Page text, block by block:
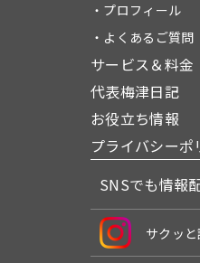
・プロフィール
・よくあるご質問
サービス＆料金
代表梅津日記
お役立ち情報
プライバシーポ
SNSでも情報
サクッ